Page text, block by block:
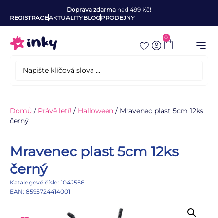
Doprava zdarma nad 499 Kč!
REGISTRACEAKTUALITYBLOGPRODEJNY
0
Domů / Právě letí! / Halloween / Mravenec plast 5cm 12ks
černý
Mravenec plast 5cm 12ks
černý
Katalogové číslo: 1042556
EAN: 8595724414001